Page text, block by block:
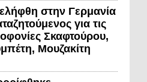
στην Γερμανία
για τις
Σκαφτούρου,
Μουζακίτη